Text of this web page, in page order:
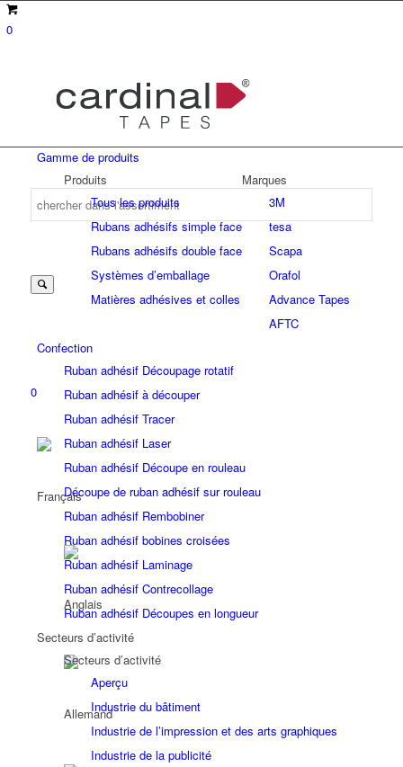
0
0
Gamme de produits
Produits
Tous les produits
Rubans adhésifs simple face
Rubans adhésifs double face
Systèmes d’emballage
Matières adhésives et colles
Marques
3M
tesa
Scapa
Orafol
Advance Tapes
AFTC
Confection
Ruban adhésif Découpage rotatif
Ruban adhésif à découper
Ruban adhésif Tracer
Ruban adhésif Laser
Ruban adhésif Découpe en rouleau
Découpe de ruban adhésif sur rouleau
Ruban adhésif Rembobiner
Ruban adhésif bobines croisées
Ruban adhésif Laminage
Ruban adhésif Contrecollage
Ruban adhésif Découpes en longueur
Secteurs d’activité
Secteurs d’activité
Aperçu
Industrie du bâtiment
Industrie de l’impression et des arts graphiques
Industrie de la publicité